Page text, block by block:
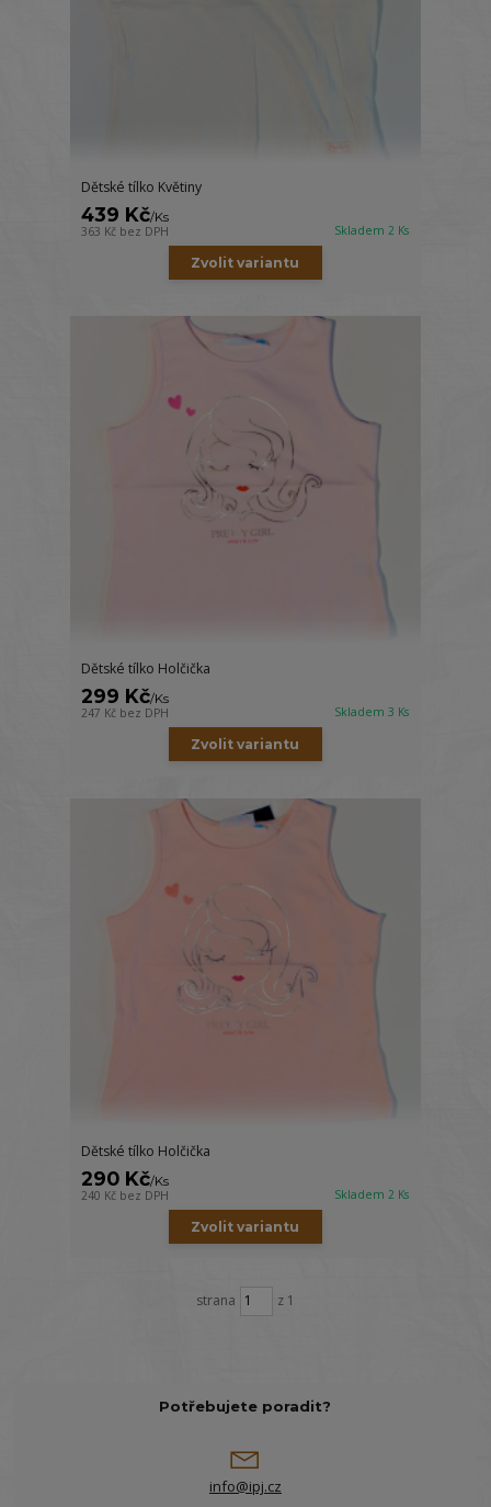
Dětské tílko Květiny
439 Kč/Ks
363 Kč bez DPH Skladem 2 Ks
Zvolit variantu
Dětské tílko Holčička
299 Kč/Ks
247 Kč bez DPH Skladem 3 Ks
Zvolit variantu
Dětské tílko Holčička
290 Kč/Ks
240 Kč bez DPH Skladem 2 Ks
Zvolit variantu
strana z 1
Potřebujete poradit?
info@ipj.cz